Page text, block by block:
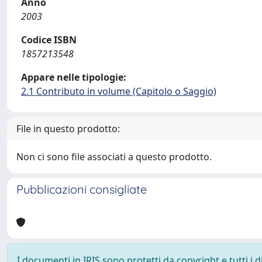
2003
Codice ISBN
1857213548
Appare nelle tipologie:
2.1 Contributo in volume (Capitolo o Saggio)
File in questo prodotto:
Non ci sono file associati a questo prodotto.
Pubblicazioni consigliate